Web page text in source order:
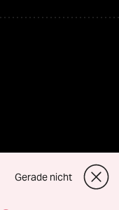
Gerade nicht